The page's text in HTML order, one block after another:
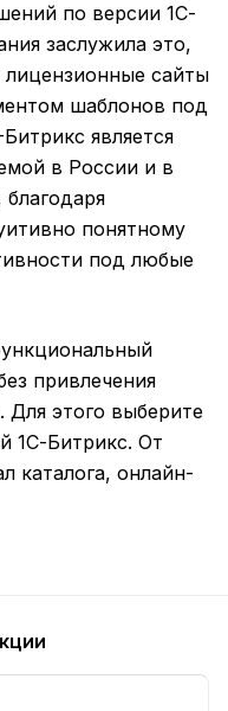
по версии 1С-
заслужила это,
лицензионные сайты
шаблонов под
является
в России и в
понятному
под любые
привлечения
Для этого выберите
1С-Битрикс. От
каталога, онлайн-